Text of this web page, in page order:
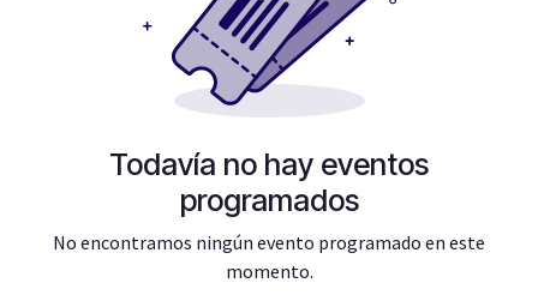
Todavía no hay eventos
programados
No encontramos ningún evento programado en este
momento.